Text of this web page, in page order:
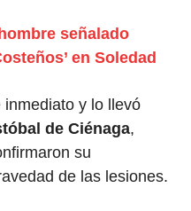
señalado
en Soledad
y lo llevó
de Ciénaga,
su
de las lesiones.